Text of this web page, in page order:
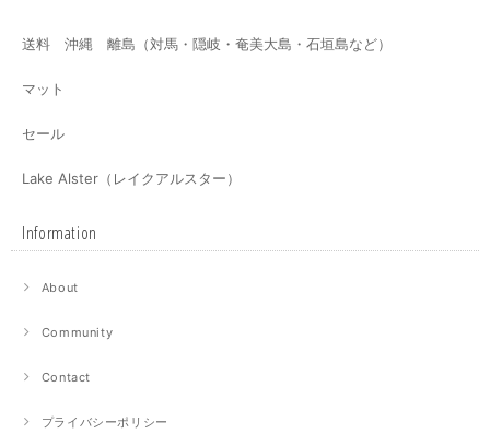
送料 沖縄 離島（対馬・隠岐・奄美大島・石垣島など）
マット
セール
Lake Alster（レイクアルスター）
Information
About
Community
Contact
プライバシーポリシー